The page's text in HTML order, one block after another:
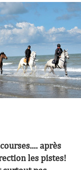
après
les pistes!